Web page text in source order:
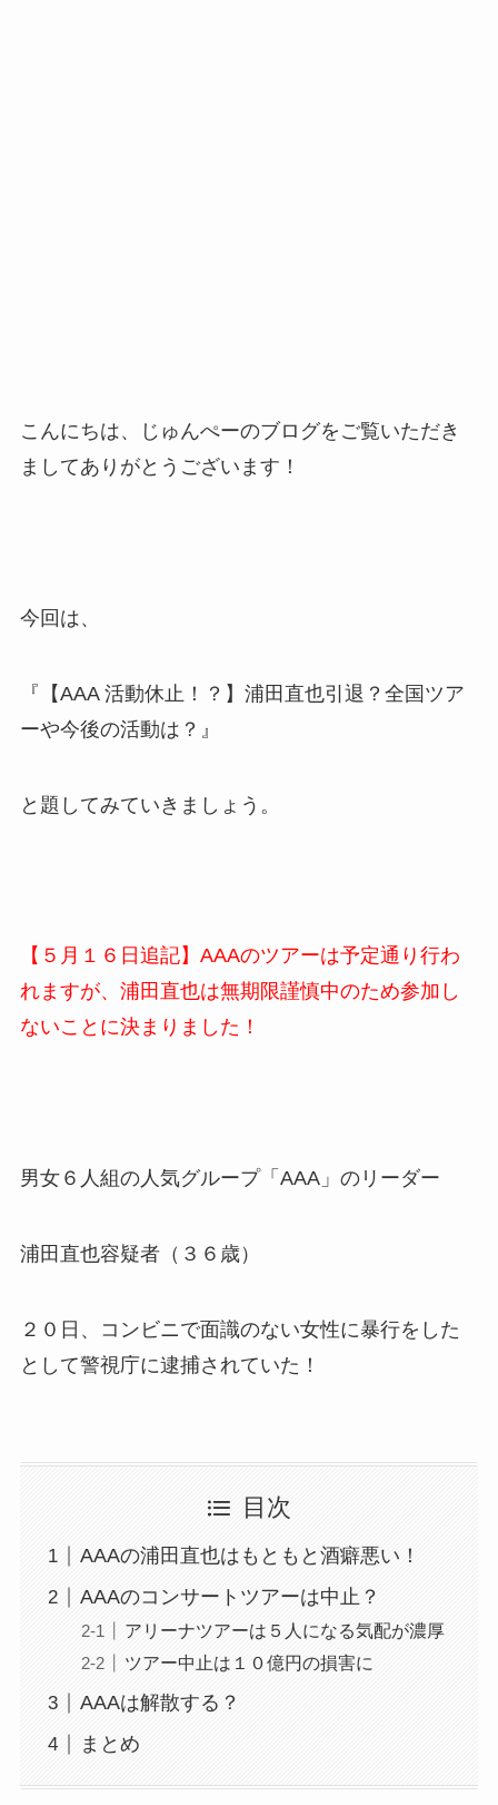
こんにちは、じゅんぺーのブログをご覧いただき
ましてありがとうございます！
今回は、
『【AAA 活動休止！？】浦田直也引退？全国ツア
ーや今後の活動は？』
と題してみていきましょう。
【５月１６日追記】AAAのツアーは予定通り行わ
れますが、浦田直也は無期限謹慎中のため参加し
ないことに決まりました！
男女６人組の人気グループ「AAA」のリーダー
浦田直也容疑者（３６歳）
２０日、コンビニで面識のない女性に暴行をした
として警視庁に逮捕されていた！
目次
AAAの浦田直也はもともと酒癖悪い！
AAAのコンサートツアーは中止？
アリーナツアーは５人になる気配が濃厚
ツアー中止は１０億円の損害に
AAAは解散する？
まとめ